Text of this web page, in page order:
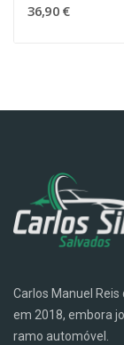
36,90 €
Carlos Manuel
em 2018, embora
ramo automóvel.